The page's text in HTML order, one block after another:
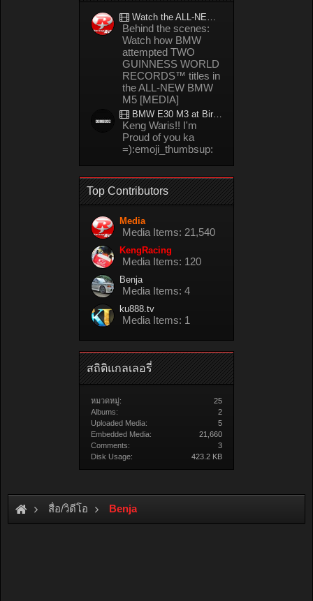
Watch the ALL-NEW BMW M5 refuel mid-drift to take TWO GUINNESS WORLD RECORDS™ titles
Behind the scenes:
Watch how BMW
attempted TWO
GUINNESS WORLD
RECORDS™ titles in
the ALL-NEW BMW
M5 [MEDIA]
BMW E30 M3 at Bira circuit Thailand in 02/2008
Keng Waris!! I'm
Proud of you ka
=):emoji_thumbsup:
Top Contributors
Media
Media Items: 21,540
KengRacing
Media Items: 120
Benja
Media Items: 4
ku888.tv
Media Items: 1
สถิติแกลเลอรี่
หมวดหมู่:
25
Albums:
2
Uploaded Media:
5
Embedded Media:
21,660
Comments:
3
Disk Usage:
423.2 KB
สื่อ/วิดีโอ Benja